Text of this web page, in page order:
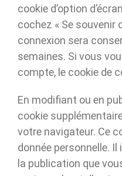
cookie d’option
cochez « Se souvenir
connexion sera
semaines. Si vous
compte, le cookie de
En modifiant ou en
cookie
votre navigateur. Ce
donnée personnelle. Il
la publication que